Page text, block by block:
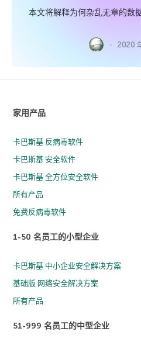
本文将解释为何杂乱无章的数
2020
家用产品
卡巴斯基 反病毒软件
卡巴斯基 安全软件
卡巴斯基 全方位安全软件
所有产品
免费反病毒软件
1-50 名员工的小型企业
卡巴斯基 中小企业安全解决方案
基础版 网络安全解决方案
所有产品
51-999 名员工的中型企业